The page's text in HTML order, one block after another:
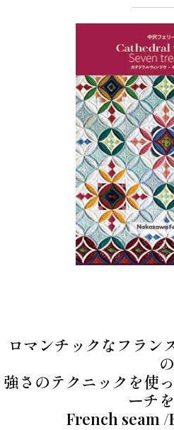
ロマンチックなフラン
の
強さのテクニックを使
ーチ
French seam